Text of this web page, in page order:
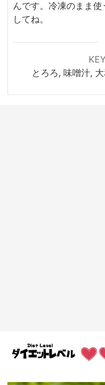
んです。冷凍のまま
してね。
とろろ, 味噌汁,